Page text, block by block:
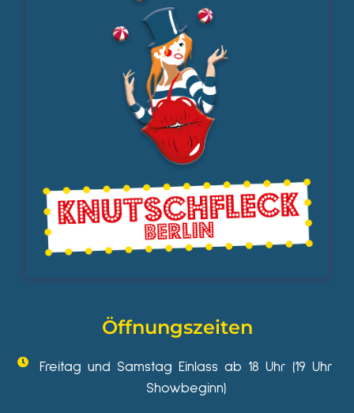
Öffnungszeiten
Freitag und Samstag Einlass ab 18 Uhr (19 Uhr
Showbeginn)